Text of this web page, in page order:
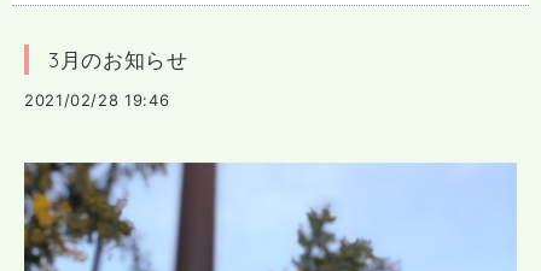
3月のお知らせ
2021/02/28 19:46